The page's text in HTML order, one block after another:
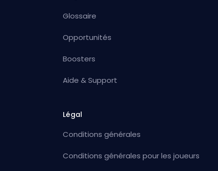
Glossaire
Opportunités
Boosters
Aide & Support
Légal
Conditions générales
Conditions générales pour les joueurs